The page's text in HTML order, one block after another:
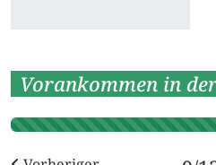
Vorankommen in